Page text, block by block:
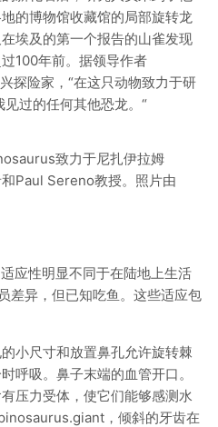
的博物馆收藏馆的局部旋转龙
埃及的第一个报告的山雀发现
100年前。据领导作者
探险家，“在这只动物致力于研
过的任何其他恐龙。“
致力于尼扎伊拉姆
和Paul Sereno教授。照片由
应性明显不同于在陆地上生活
差异，但已知吃鱼。这些适应包
小尺寸和放置鼻孔允许旋转棘
呼吸。鼻子末端的血管开口。
压力受体，使它们能够感测水
，倾斜的牙齿在